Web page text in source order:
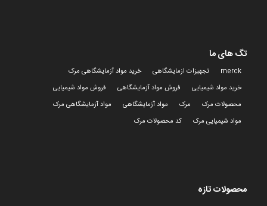
تگ های ما
merck تجهیزات ازمایشگاهی
خرید مواد آزمایشگاهی مرک
خرید مواد شیمیایی
فروش مواد آزمایشگاهی
فروش مواد شیمیایی
محصولات مرک
مرک مواد آزمایشگاهی
مواد آزمایشگاهی مرک
مواد شیمیایی مرک
کد محصولات مرک
محصولات تازه